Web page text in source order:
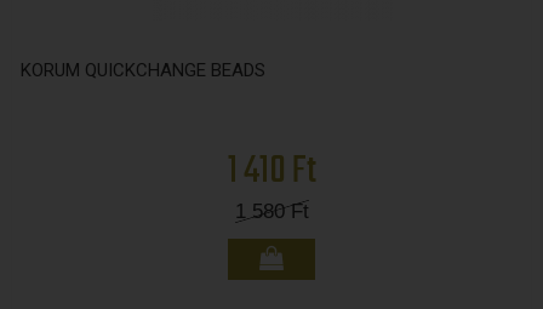
KORUM QUICKCHANGE BEADS
1 410 Ft
1 580Ft